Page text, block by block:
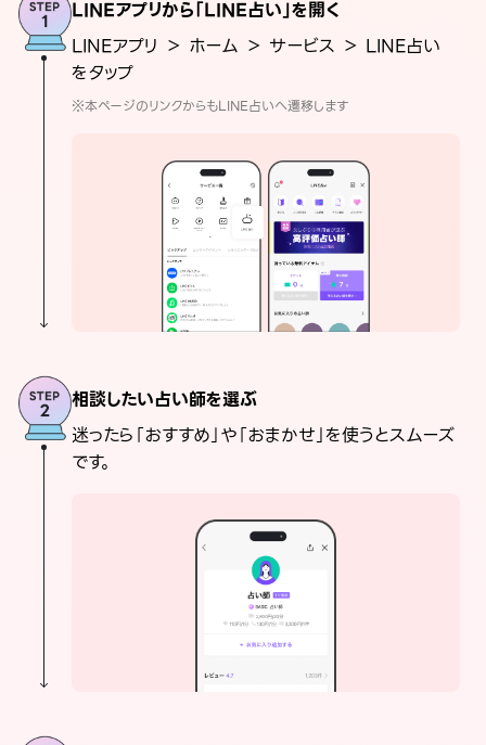
LINEアプリから「LINE占い」を開く
LINEアプリ ＞ ホーム ＞ サービス ＞ LINE占い
をタップ
※本ページのリンクからもLINE占いへ遷移します
相談したい占い師を選ぶ
迷ったら「おすすめ」や「おまかせ」を使うとスムーズ
です。